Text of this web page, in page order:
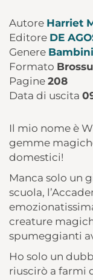
Autore Harriet
Editore DE
Genere
Formato
Pagine 208
Data di uscita
Il mio nome è
gemme
domestici!
Manca solo un
scuola,
creature
spumeggianti
Ho solo un
riuscirò a farmi